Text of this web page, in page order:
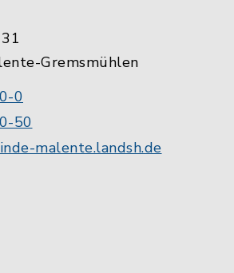
Gremsmühlen
0
50
malente.landsh.de